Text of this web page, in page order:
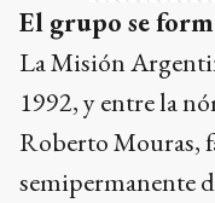
El grupo se
La Misión
1992, y entre la
Roberto Mouras,
semipermanente